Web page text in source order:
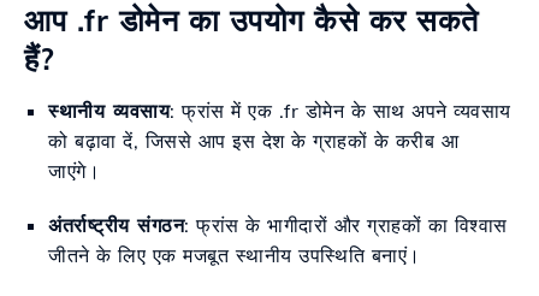
आप .fr डोमेन का उपयोग कैसे कर सकते
हैं?
स्थानीय व्यवसाय: फ्रांस में एक .fr डोमेन के साथ अपने व्यवसाय
को बढ़ावा दें, जिससे आप इस देश के ग्राहकों के करीब आ
जाएंगे।
अंतर्राष्ट्रीय संगठन: फ्रांस के भागीदारों और ग्राहकों का विश्वास
जीतने के लिए एक मजबूत स्थानीय उपस्थिति बनाएं।